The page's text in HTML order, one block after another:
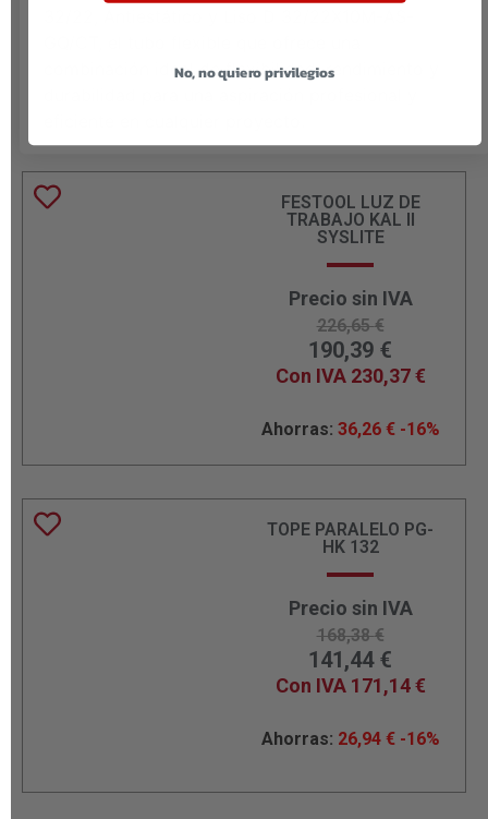
combinación ideal de flexibilidad, rendimiento y
FESTOOL LUZ DE
TRABAJO KAL II
SYSLITE
Precio sin IVA
226,65€
190,39 €
Con IVA 230,37€
Ahorras: 36,26 € -16%
TOPE PARALELO PG-
HK 132
Precio sin IVA
168,38€
141,44 €
Con IVA 171,14€
Ahorras: 26,94 € -16%
No, no quiero privilegios